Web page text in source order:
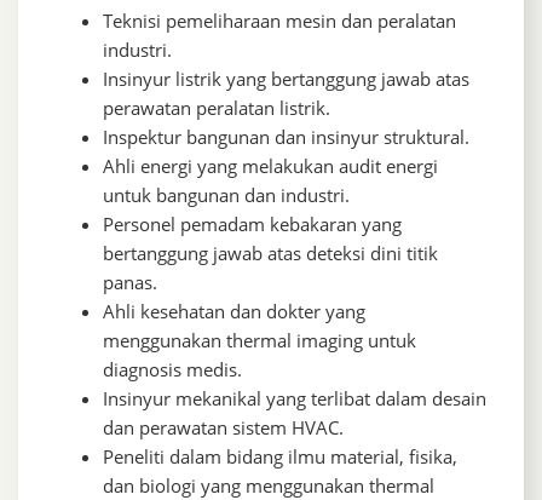
Teknisi pemeliharaan mesin dan peralatan
industri.
Insinyur listrik yang bertanggung jawab atas
perawatan peralatan listrik.
Inspektur bangunan dan insinyur struktural.
Ahli energi yang melakukan audit energi
untuk bangunan dan industri.
Personel pemadam kebakaran yang
bertanggung jawab atas deteksi dini titik
panas.
Ahli kesehatan dan dokter yang
menggunakan thermal imaging untuk
diagnosis medis.
Insinyur mekanikal yang terlibat dalam desain
dan perawatan sistem HVAC.
Peneliti dalam bidang ilmu material, fisika,
dan biologi yang menggunakan thermal